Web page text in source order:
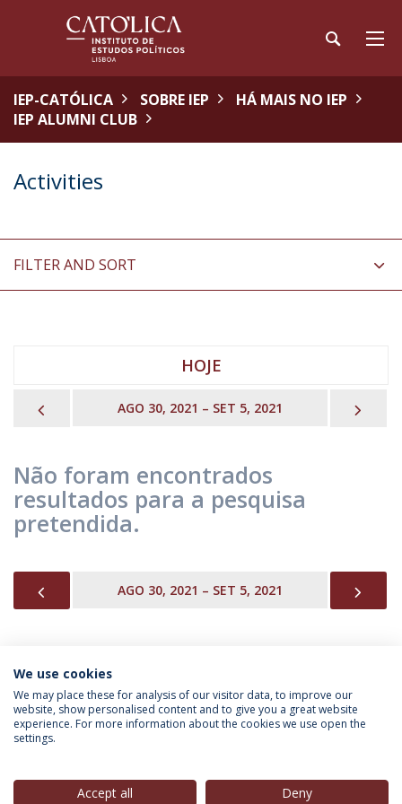
IEP-CATÓLICA SOBRE IEP
HÁ MAIS NO IEP
IEP ALUMNI CLUB
Activities
FILTER AND SORT
HOJE
PREVIOUSAGO 30, 2021 – SET 5, 2021
Não foram encontrados
resultados para a pesquisa
pretendida.
PREVIOUSAGO 30, 2021 – SET 5, 2021
INFORMAÇÃO PARA
We use cookies
We may place these for analysis of our visitor data, to improve our
website, show personalised content and to give you a great website
experience. For more information about the cookies we use open the
settings.
Accept all Deny